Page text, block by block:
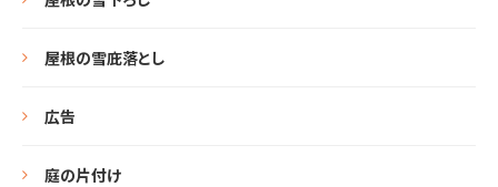
屋根の雪庇落とし
広告
庭の片付け